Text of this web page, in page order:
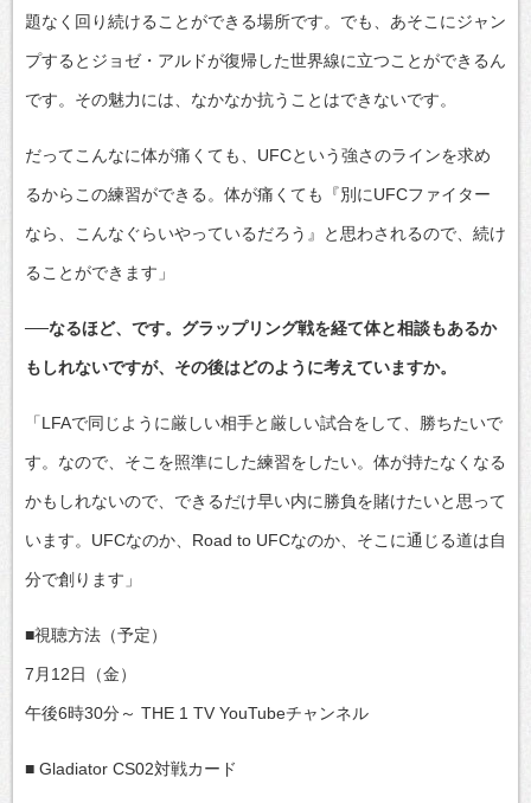
題なく回り続けることができる場所です。でも、あそこにジャン
プするとジョゼ・アルドが復帰した世界線に立つことができるん
です。その魅力には、なかなか抗うことはできないです。
だってこんなに体が痛くても、UFCという強さのラインを求め
るからこの練習ができる。体が痛くても『別にUFCファイター
なら、こんなぐらいやっているだろう』と思わされるので、続け
ることができます」
──なるほど、です。グラップリング戦を経て体と相談もあるか
もしれないですが、その後はどのように考えていますか。
「LFAで同じように厳しい相手と厳しい試合をして、勝ちたいで
す。なので、そこを照準にした練習をしたい。体が持たなくなる
かもしれないので、できるだけ早い内に勝負を賭けたいと思って
います。UFCなのか、Road to UFCなのか、そこに通じる道は自
分で創ります」
■視聴方法（予定）
7月12日（金）
午後6時30分～ THE 1 TV YouTubeチャンネル
■ Gladiator CS02対戦カード